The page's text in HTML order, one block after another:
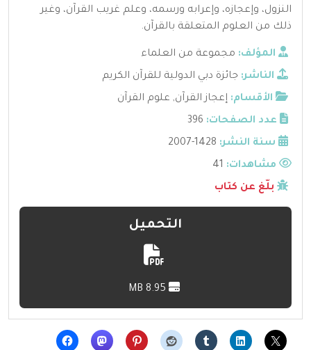
النزول، وإعجازه، وإعرابه ورسمه، وعلم غريب القرآن، وغير
ذلك من العلوم المتعلقة بالقرآن.
المؤلف: مجموعة من العلماء
الناشر: جائزة دبي الدولية للقرآن الكريم
الأقسام: إعجاز القرآن, علوم القرآن
عدد الصفحات: 396
سنة النشر: 1428-2007
مشاهدات:
بلّغ عن كتاب
التحميل